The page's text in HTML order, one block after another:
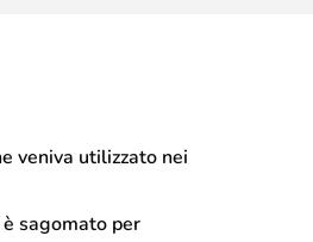
veniva utilizzato nei
sagomato per